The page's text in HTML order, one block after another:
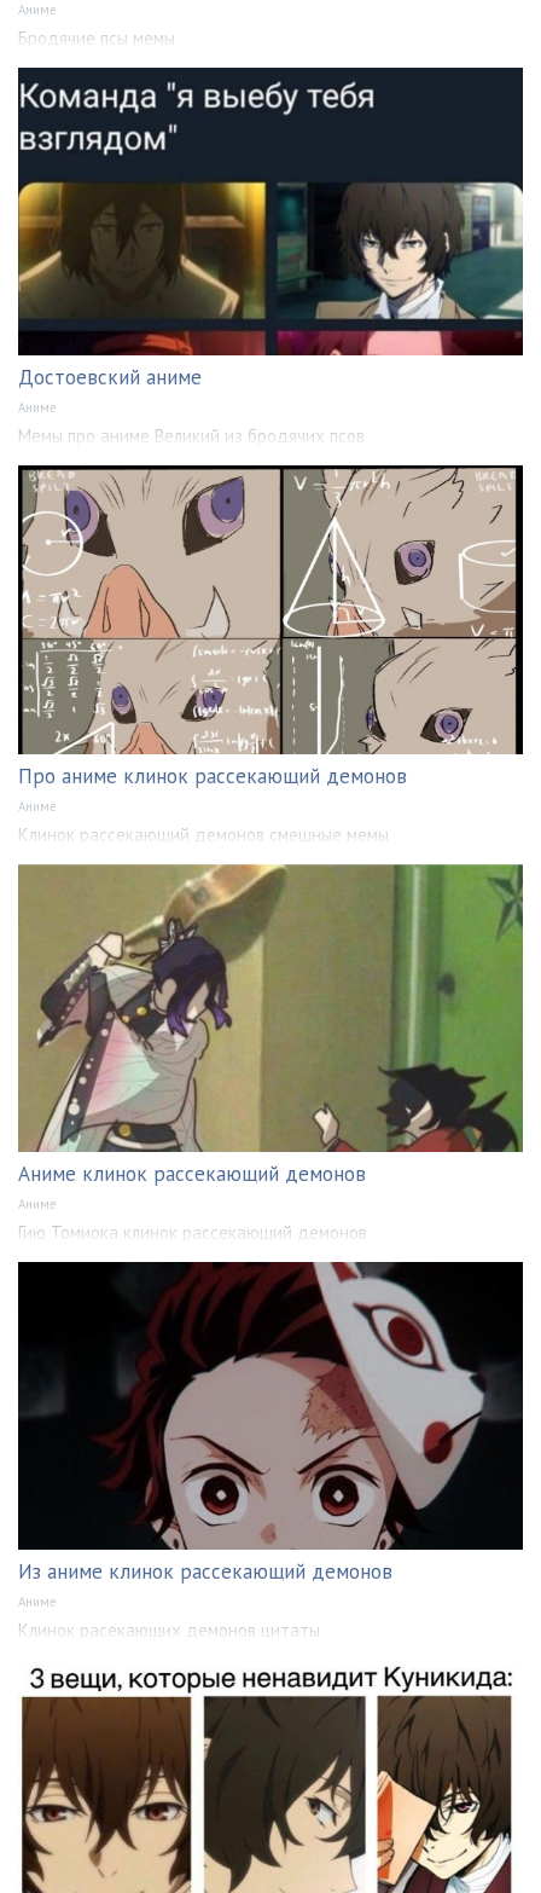
Аниме
Бродячие псы мемы
Достоевский аниме
Аниме
Мемы про аниме Великий из бродячих псов
Про аниме клинок рассекающий демонов
Аниме
Клинок рассекающий демонов смешные мемы
Аниме клинок рассекающий демонов
Аниме
Гию Томиока клинок рассекающий демонов
Из аниме клинок рассекающий демонов
Аниме
Клинок расекающих демонов цитаты